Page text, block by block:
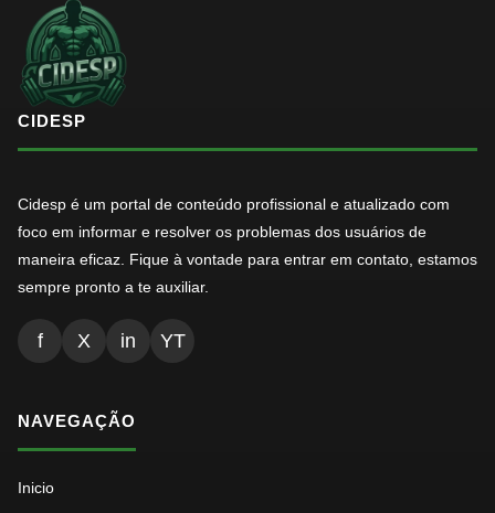
CIDESP
Cidesp é um portal de conteúdo profissional e atualizado com
foco em informar e resolver os problemas dos usuários de
maneira eficaz. Fique à vontade para entrar em contato, estamos
sempre pronto a te auxiliar.
f X in YT
NAVEGAÇÃO
Inicio